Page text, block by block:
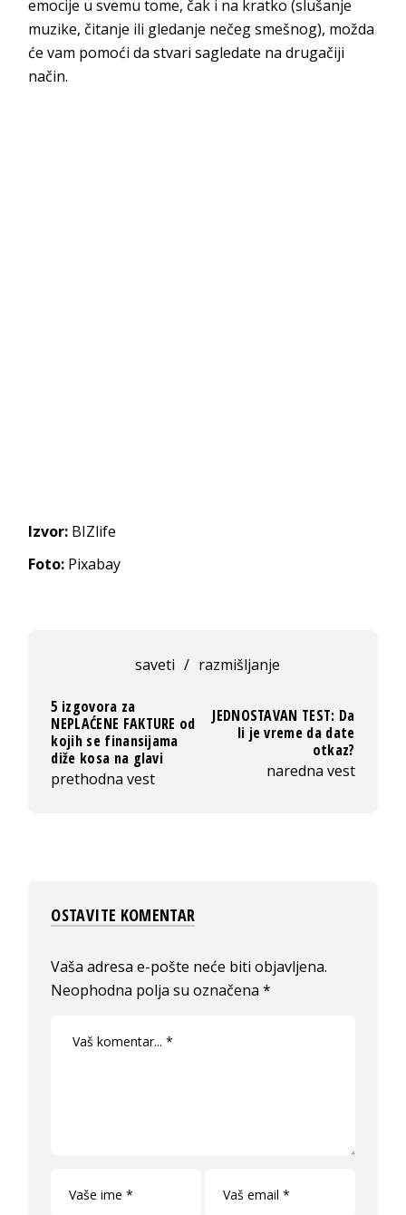
emocije u svemu tome, čak i na kratko (slušanje
muzike, čitanje ili gledanje nečeg smešnog), možda
će vam pomoći da stvari sagledate na drugačiji
način.
Izvor: BIZlife
Foto: Pixabay
saveti / razmišljanje
5 izgovora za
NEPLAĆENE FAKTURE od
kojih se finansijama
diže kosa na glavi
prethodna vest
JEDNOSTAVAN TEST: Da
li je vreme da date
otkaz?
naredna vest
OSTAVITE KOMENTAR
Vaša adresa e-pošte neće biti objavljena.
Neophodna polja su označena*